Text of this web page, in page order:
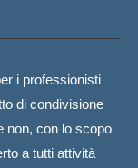
i professionisti
di condivisione
non, con lo scopo
a tutti attività